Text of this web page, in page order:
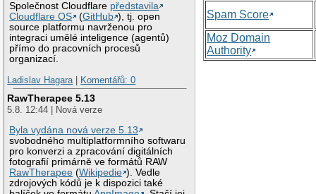
Společnost Cloudflare představila
Cloudflare OS
(GitHub ), tj. open
source platformu navrženou pro
integraci umělé inteligence (agentů)
přímo do pracovních procesů
organizací.
Ladislav Hagara
Komentářů: 0
RawTherapee 5.13
5.8. 12:44 | Nová verze
Byla vydána nová verze 5.13
svobodného multiplatformního softwaru
pro konverzi a zpracování digitálních
fotografií primárně ve formátů RAW
RawTherapee (Wikipedie ). Vedle
zdrojových kódů je k dispozici také
Spam Score
Moz Domain
Authority